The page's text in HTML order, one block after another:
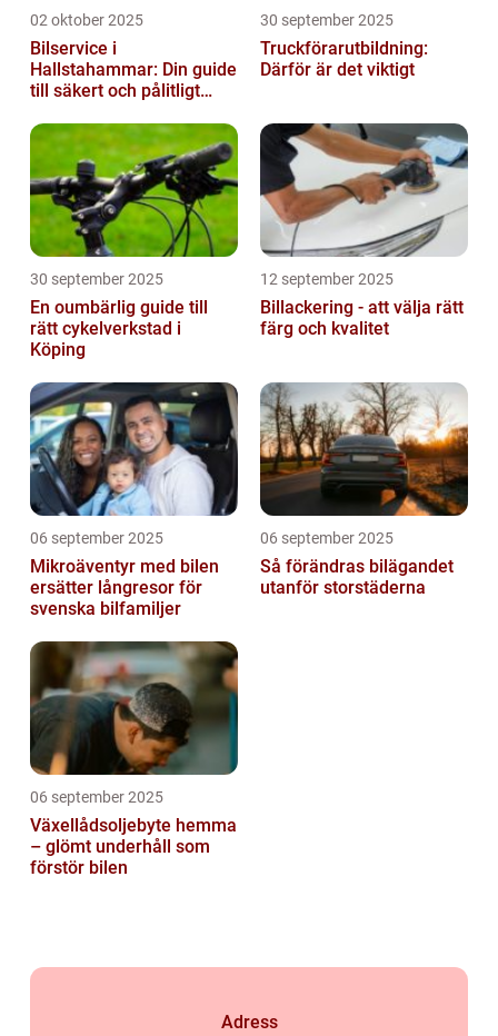
02 oktober 2025
Bilservice i
Hallstahammar: Din guide
till säkert och pålitligt
30 september 2025
Truckförarutbildning:
Därför är det viktigt
30 september 2025
En oumbärlig guide till
rätt cykelverkstad i
Köping
12 september 2025
Billackering - att välja rätt
färg och kvalitet
06 september 2025
Mikroäventyr med bilen
ersätter långresor för
svenska bilfamiljer
06 september 2025
Så förändras bilägandet
utanför storstäderna
06 september 2025
Växellådsoljebyte hemma
– glömt underhåll som
förstör bilen
Adress